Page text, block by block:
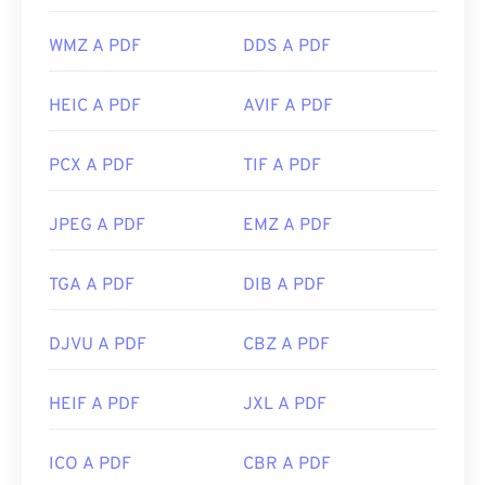
WMZ A PDF DDS A PDF
HEIC A PDF AVIF A PDF
PCX A PDF TIF A PDF
JPEG A PDF EMZ A PDF
TGA A PDF DIB A PDF
DJVU A PDF CBZ A PDF
HEIF A PDF JXL A PDF
ICO A PDF CBR A PDF